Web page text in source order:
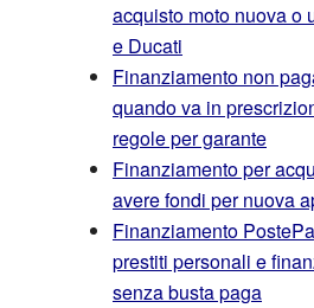
acquisto moto nuova o
e Ducati
Finanziamento non
quando va in
regole per garante
Finanziamento per
avere fondi per nuova
Finanziamento
prestiti personali e
senza busta paga